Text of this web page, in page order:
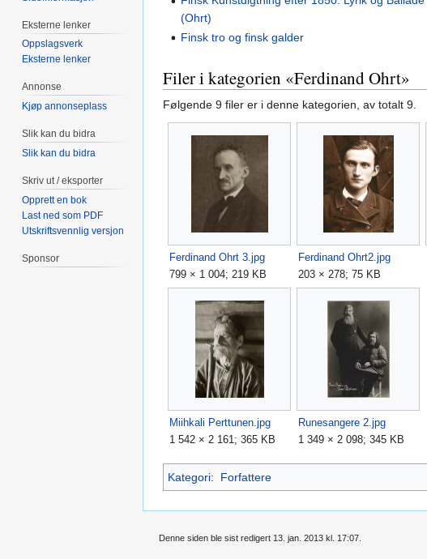
(Ohrt)
Finsk tro og finsk galder
Filer i kategorien «Ferdinand Ohrt»
Følgende 9 filer er i denne kategorien, av totalt 9.
Ferdinand Ohrt 3.jpg
799 × 1 004; 219 KB
Ferdinand Ohrt2.jpg
203 × 278; 75 KB
Miihkali Perttunen.jpg
1 542 × 2 161; 365 KB
Runesangere 2.jpg
1 349 × 2 098; 345 KB
Kategori: Forfattere
Eksterne lenker
Oppslagsverk
Eksterne lenker
Annonse
Kjøp annonseplass
Slik kan du bidra
Slik kan du bidra
Skriv ut / eksporter
Opprett en bok
Last ned som PDF
Utskriftsvennlig versjon
Sponsor
Denne siden ble sist redigert 13. jan. 2013 kl. 17:07.